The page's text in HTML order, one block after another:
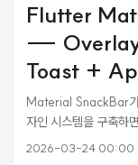
Flutter
---
Toast +
Material SnackBar가
자인 시스템을 구축하
있었다. AlertDialog
2026-03-24 00:00